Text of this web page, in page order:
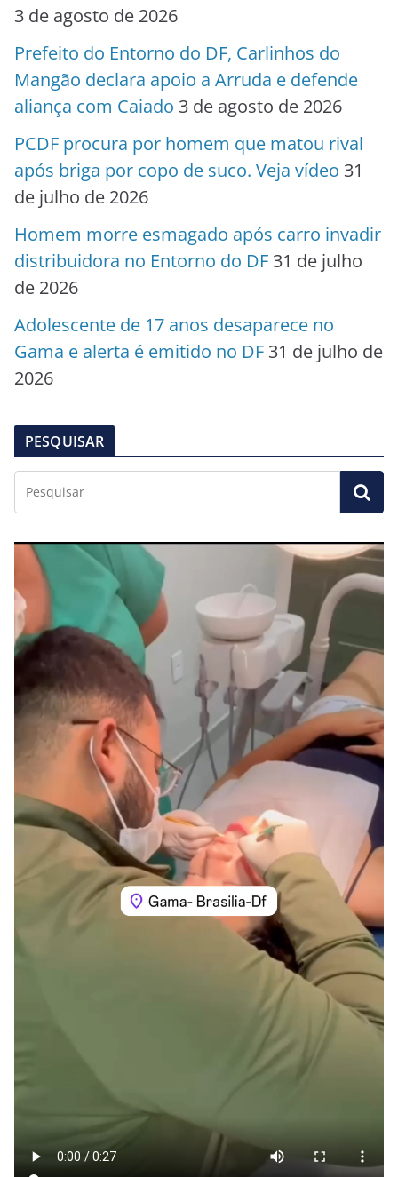
3 de agosto de 2026
Prefeito do Entorno do DF, Carlinhos do
Mangão declara apoio a Arruda e defende
aliança com Caiado 3 de agosto de 2026
PCDF procura por homem que matou rival
após briga por copo de suco. Veja vídeo 31
de julho de 2026
Homem morre esmagado após carro invadir
distribuidora no Entorno do DF 31 de julho
de 2026
Adolescente de 17 anos desaparece no
Gama e alerta é emitido no DF 31 de julho de
2026
PESQUISAR